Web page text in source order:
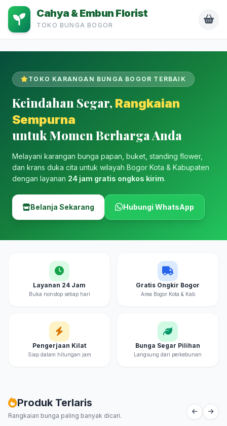
Cahya & Embun Florist
TOKO BUNGA BOGOR
TOKO KARANGAN BUNGA BOGOR TERBAIK
Keindahan Segar, Rangkaian
Sempurna
untuk Momen Berharga Anda
Melayani karangan bunga papan, buket, standing flower,
dan krans duka cita untuk wilayah Bogor Kota & Kabupaten
dengan layanan 24 jam gratis ongkos kirim.
Belanja Sekarang Hubungi WhatsApp
Layanan 24 Jam
Buka nonstop setiap hari
Gratis Ongkir Bogor
Area Bogor Kota & Kab
Pengerjaan Kilat
Siap dalam hitungan jam
Bunga Segar Pilihan
Langsung dari perkebunan
Produk Terlaris
Rangkaian bunga paling banyak dicari.